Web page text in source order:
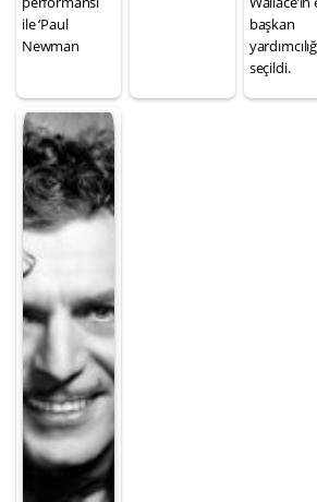
ile ‘Paul
Newman
başkan
seçildi.